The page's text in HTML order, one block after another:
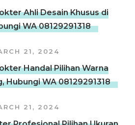
Ahli Desain Khusus di
WA 08129291318
21, 2024
Handal Pilihan Warna
Hubungi WA 08129291318
21, 2024